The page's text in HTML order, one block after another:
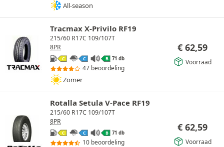
All-season
Tracmax X-Privilo RF19
215/60 R17C 109/107T
8PR
C C B 71 db
47 beoordeling
Zomer
€ 62,59
Voorraad
Rotalla Setula V-Pace RF19
215/60 R17C 109/107T
8PR
C C B 71 db
10 beoordeling
€ 62,59
Voorraad